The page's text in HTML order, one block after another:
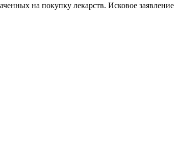
на покупку лекарств. Исковое заявление